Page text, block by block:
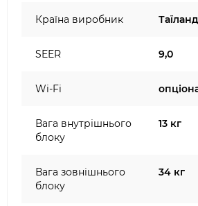
Країна виробник Таїланд
SEER 9,0
Wi-Fi
Вага внутрішнього
блоку
13 кг
Вага зовнішнього
блоку
34 кг